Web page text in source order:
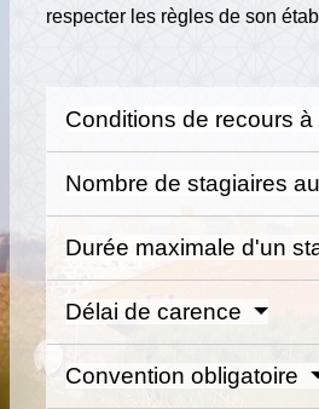
respecter les règles de son
Conditions de recours
Nombre de stagiaires
Durée maximale d'un
Délai de carence
Convention obligatoire